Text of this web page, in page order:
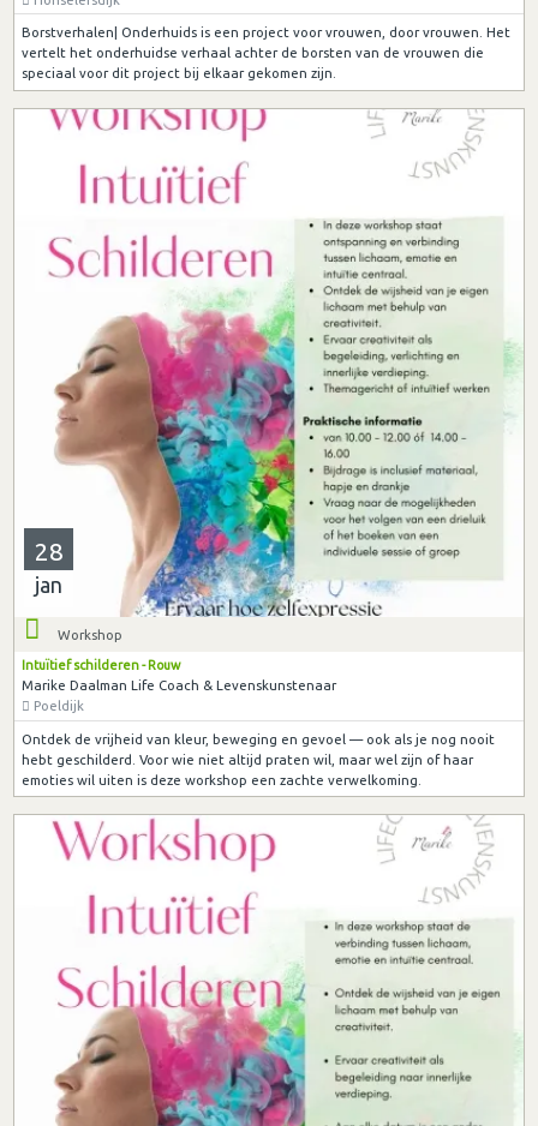
Borstverhalen| Onderhuids is een project voor vrouwen, door vrouwen. Het
vertelt het onderhuidse verhaal achter de borsten van de vrouwen die
speciaal voor dit project bij elkaar gekomen zijn.
28
jan
Workshop
Intuïtief schilderen - Rouw
Marike Daalman Life Coach & Levenskunstenaar
Poeldijk
Ontdek de vrijheid van kleur, beweging en gevoel — ook als je nog nooit
hebt geschilderd. Voor wie niet altijd praten wil, maar wel zijn of haar
emoties wil uiten is deze workshop een zachte verwelkoming.